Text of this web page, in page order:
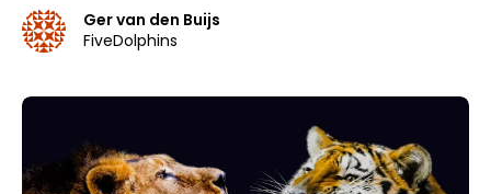
Ger van den Buijs
FiveDolphins